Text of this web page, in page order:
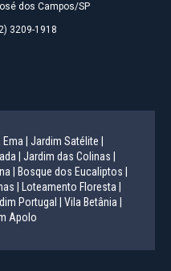
dos Campos/SP
3209-1918
|
Jardim Satélite |
|
Jardim das Colinas |
|
Bosque dos Eucaliptos |
|
Loteamento Floresta |
Portugal |
Vila Betânia |
Apolo